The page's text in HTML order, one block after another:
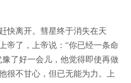
离开。彗星终于消失在天
帝了，上帝说：“你已经一条命
了好一会儿，他觉得即使再做
很不甘心，但已无能为力。上